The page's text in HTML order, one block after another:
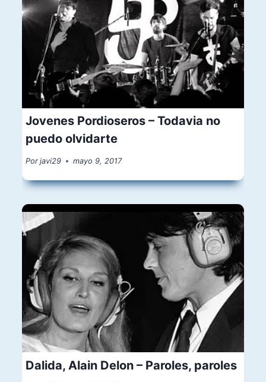
Jovenes Pordioseros – Todavia no
puedo olvidarte
Por javi29 mayo 9, 2017
Dalida, Alain Delon – Paroles, paroles